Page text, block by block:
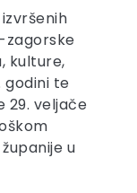
zagorske
kulture,
godini te
29. veljače
u